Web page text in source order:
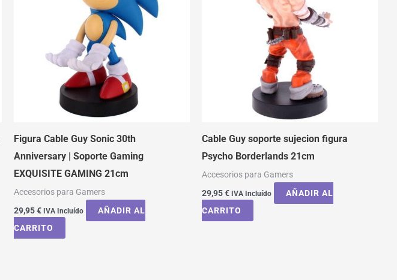
Figura Cable Guy Sonic 30th
Anniversary | Soporte Gaming
EXQUISITE GAMING 21cm
Accesorios para Gamers
29,95€ IVA Incluído
AÑADIR AL
CARRITO
Cable Guy soporte sujecion figura
Psycho Borderlands 21cm
Accesorios para Gamers
29,95€ IVA Incluído
AÑADIR AL
CARRITO